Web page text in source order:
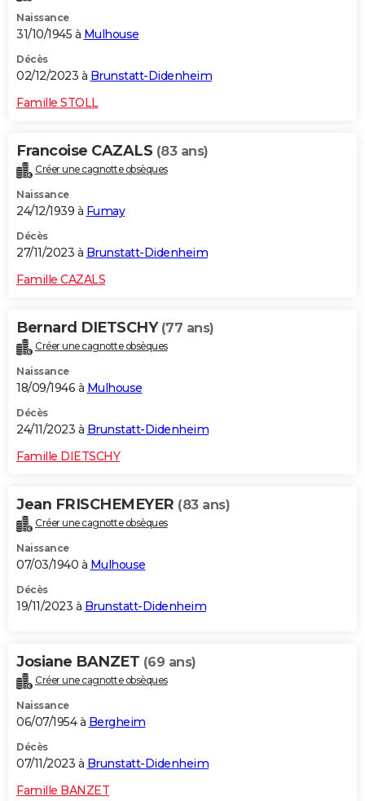
Naissance
31/10/1945 à Mulhouse
Décès
02/12/2023 à Brunstatt-Didenheim
Famille STOLL
Francoise CAZALS (83 ans)
Créer une cagnotte obsèques
Naissance
24/12/1939 à Fumay
Décès
27/11/2023 à Brunstatt-Didenheim
Famille CAZALS
Bernard DIETSCHY (77 ans)
Créer une cagnotte obsèques
Naissance
18/09/1946 à Mulhouse
Décès
24/11/2023 à Brunstatt-Didenheim
Famille DIETSCHY
Jean FRISCHEMEYER (83 ans)
Créer une cagnotte obsèques
Naissance
07/03/1940 à Mulhouse
Décès
19/11/2023 à Brunstatt-Didenheim
Josiane BANZET (69 ans)
Créer une cagnotte obsèques
Naissance
06/07/1954 à Bergheim
Décès
07/11/2023 à Brunstatt-Didenheim
Famille BANZET